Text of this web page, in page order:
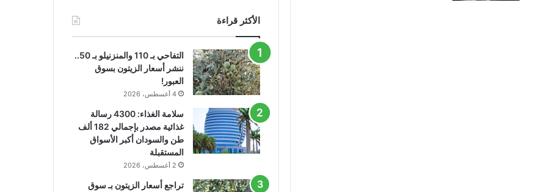
الأكثر قراءة
التفاحي بـ 110 والمنزنيلو بـ 50..
ننشر أسعار الزيتون بسوق
العبور!
4 أغسطس، 2026
سلامة الغذاء: 4300 رسالة
غذائية مصدر بإجمالي 182 ألف
طن والسودان أكبر الأسواق
المستقبلة
2 أغسطس، 2026
تراجع أسعار الزيتون بـ سوق